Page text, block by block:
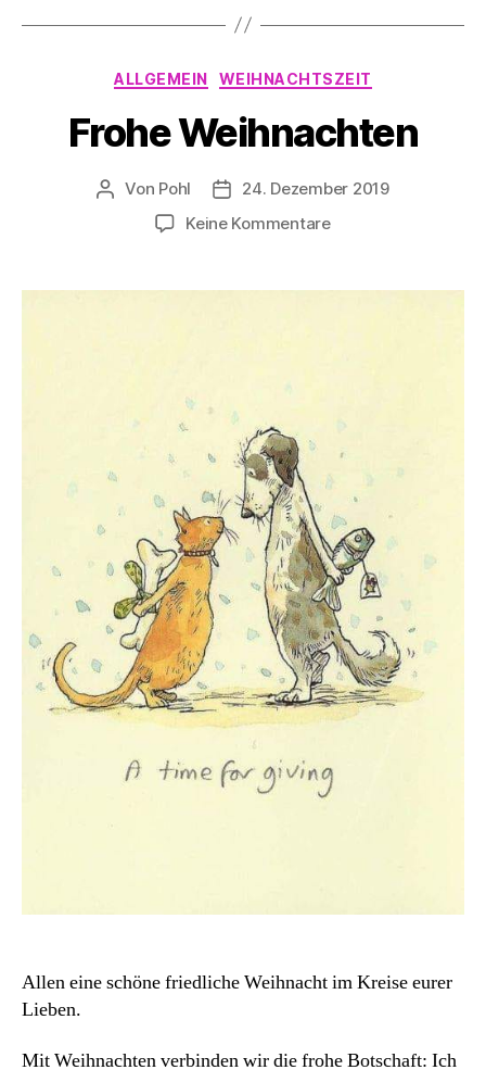
Kategorien
ALLGEMEIN WEIHNACHTSZEIT
Frohe Weihnachten
Beitragsautor
Von Pohl Beitragsdatum
24. Dezember 2019
Keine Kommentarezu
Allen eine schöne friedliche Weihnacht im Kreise eurer
Lieben.
Mit Weihnachten verbinden wir die frohe Botschaft: Ich